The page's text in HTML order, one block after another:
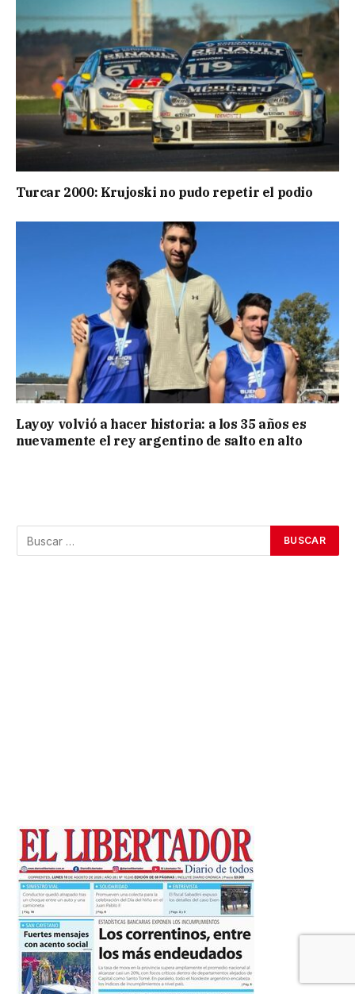
Turcar 2000: Krujoski no pudo repetir el podio
Layoy volvió a hacer historia: a los 35 años es
nuevamente el rey argentino de salto en alto